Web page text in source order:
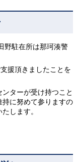
野駐在所は那珂湊警
援頂きましたことを
ターが受け持つこと
に努めて参りますの
します。